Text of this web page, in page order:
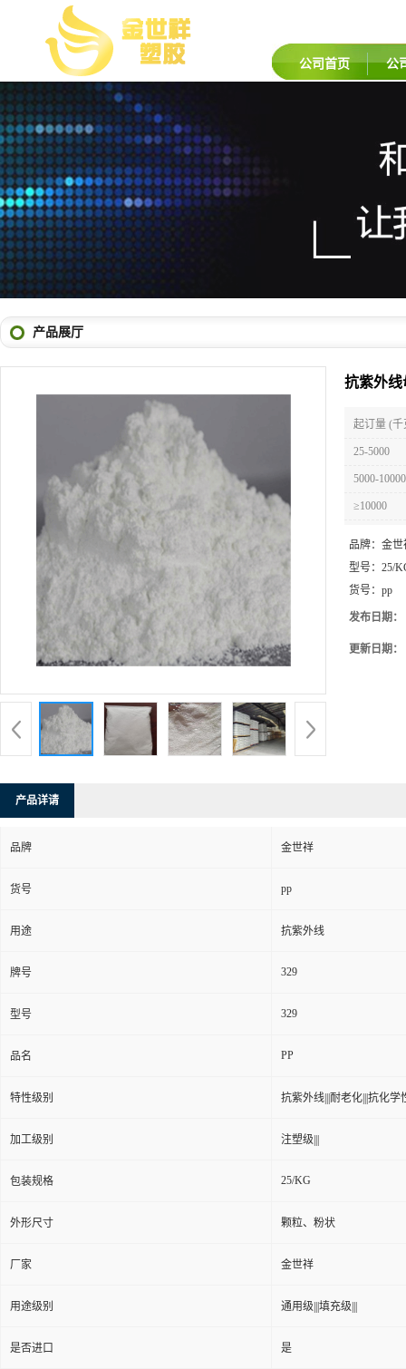
公司首页 公
产品展厅
抗紫外线
起订量 (千
25-5000
5000-10000
≥10000
品牌： 金世
型号： 25/
货号： pp
发布日期：
更新日期：
产品详请
品牌 金世祥
货号 pp
用途 抗紫外线
牌号 329
型号 329
品名 PP
特性级别 抗紫外线|||耐老化|||抗化学
加工级别 注塑级|||
包装规格 25/KG
外形尺寸 颗粒、粉状
厂家 金世祥
用途级别 通用级|||填充级|||
是否进口 是